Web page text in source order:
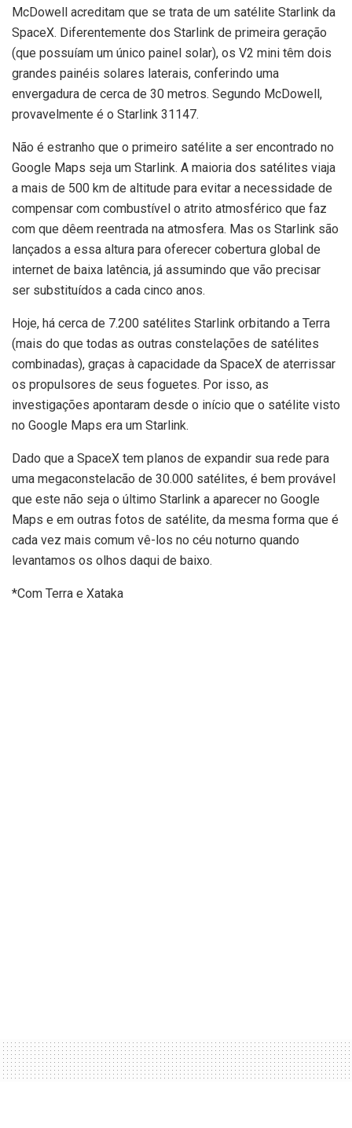
McDowell acreditam que se trata de um satélite Starlink da
SpaceX. Diferentemente dos Starlink de primeira geração
(que possuíam um único painel solar), os V2 mini têm dois
grandes painéis solares laterais, conferindo uma
envergadura de cerca de 30 metros. Segundo McDowell,
provavelmente é o Starlink 31147.
Não é estranho que o primeiro satélite a ser encontrado no
Google Maps seja um Starlink. A maioria dos satélites viaja
a mais de 500 km de altitude para evitar a necessidade de
compensar com combustível o atrito atmosférico que faz
com que dêem reentrada na atmosfera. Mas os Starlink são
lançados a essa altura para oferecer cobertura global de
internet de baixa latência, já assumindo que vão precisar
ser substituídos a cada cinco anos.
Hoje, há cerca de 7.200 satélites Starlink orbitando a Terra
(mais do que todas as outras constelações de satélites
combinadas), graças à capacidade da SpaceX de aterrissar
os propulsores de seus foguetes. Por isso, as
investigações apontaram desde o início que o satélite visto
no Google Maps era um Starlink.
Dado que a SpaceX tem planos de expandir sua rede para
uma megaconstelacão de 30.000 satélites, é bem provável
que este não seja o último Starlink a aparecer no Google
Maps e em outras fotos de satélite, da mesma forma que é
cada vez mais comum vê-los no céu noturno quando
levantamos os olhos daqui de baixo.
*Com Terra e Xataka